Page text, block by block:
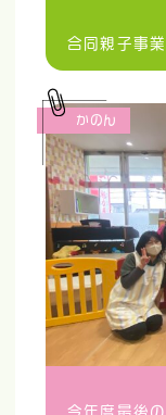
合同親子事
かのん